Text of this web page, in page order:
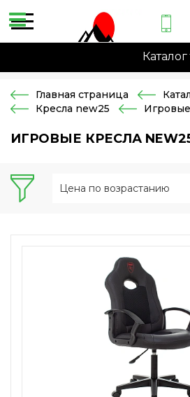
Главная страница
Кресла new25
ИГРОВЫЕ КРЕСЛА
Цена по возрастанию